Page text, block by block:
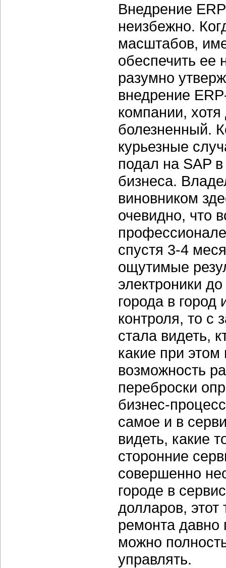
Внедрение
неизбежно.
масштабов,
обеспечить ее
разумно
внедрение
компании,
болезненный.
курьезные
подал на SAP
бизнеса.
виновником
очевидно, что
спустя 3-4
ощутимые
электроники
города в город
контроля, то с
стала видеть,
какие при
возможность
переброски
бизнес-
самое и в
видеть, какие
сторонние
совершенно
городе в
долларов, этот
ремонта
можно
управлять.